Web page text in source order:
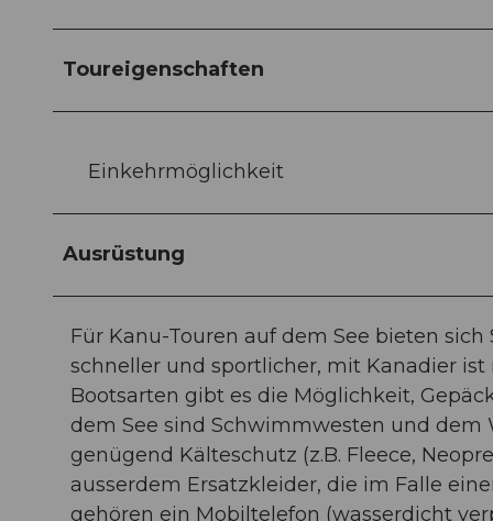
Toureigenschaften
Einkehrmöglichkeit
Ausrüstung
Für Kanu-Touren auf dem See bieten
schneller und sportlicher, mit Kanadier
Bootsarten gibt es die Möglichkeit,
dem See sind Schwimmwesten und dem
genügend Kälteschutz (z.B. Fleece,
ausserdem Ersatzkleider, die im Falle
gehören ein Mobiltelefon (wasserdicht